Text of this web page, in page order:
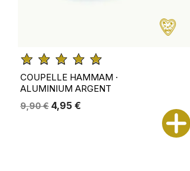
COUPELLE HAMMAM ·
ALUMINIUM ARGENT
9,90 € 4,95 €